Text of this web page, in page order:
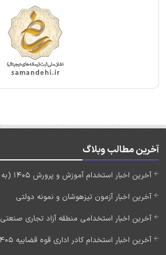
آخرین مطالب وبلاگ
آخرین اخبار استخدام آموزش و پرورش 1405 (به زودی)
آخرین اخبار آزمون تیزهوشان و نمونه دولتی
آخرین اخبار استخدامی منطقه آزاد تجاری صنعتی 1405
آخرین اخبار استخدام کادر اداری قوه قضاییه 1405 (به زودی)